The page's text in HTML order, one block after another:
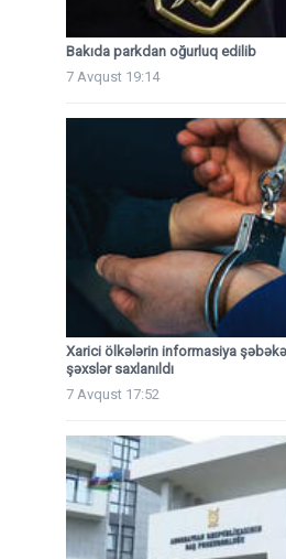
Bakıda parkdan oğurluq edilib
7 Avqust 19:14
Xarici ölkələrin informasiya
şəxslər saxlanıldı
7 Avqust 17:52